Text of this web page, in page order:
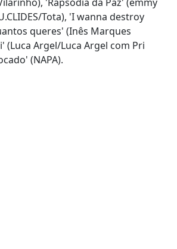
Tota), 'I wanna destroy
queres' (Inês Marques
(Luca Argel/Luca Argel com Pri
(NAPA).